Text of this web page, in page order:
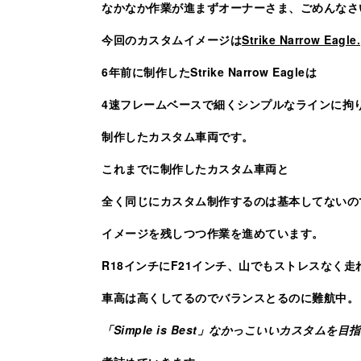
なかなか作業が進まずオーナーさま、ごめんなさ
今回のカスタムイメージはStrike Narrow Eagle.
6年前に制作したStrike Narrow Eagleは
4速フレームベースで細くシンプルなラインに拘
制作したカスタム車両です。
これまでに制作したカスタム車両と
全く同じにカスタム制作するのは基本してない
イメージを残しつつ作業を進めています。
R18インチにF21インチ、山でもストレスなく走
車高は高くしてるのでバランスとるのに難航中。
「Simple is Best」なかっこいいカスタムを目